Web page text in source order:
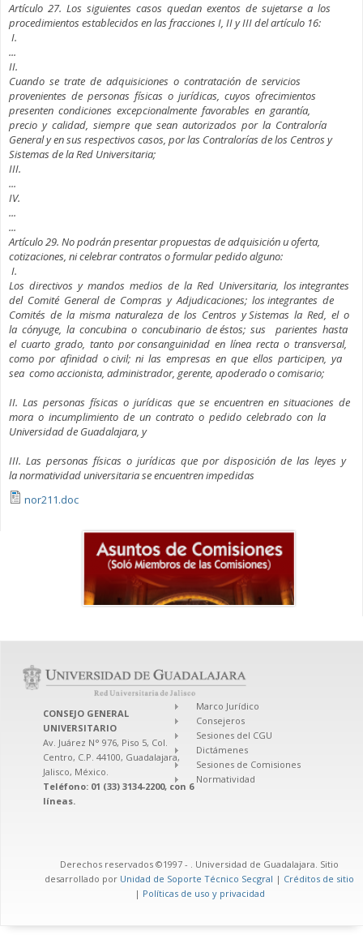
Artículo 27. Los siguientes casos quedan exentos de sujetarse a los
procedimientos establecidos en las fracciones I, II y III del artículo 16:
I.
...
II.
Cuando se trate de adquisiciones o contratación de servicios
provenientes de personas físicas o jurídicas, cuyos ofrecimientos
presenten condiciones excepcionalmente favorables en garantía,
precio y calidad, siempre que sean autorizados por la Contraloría
General y en sus respectivos casos, por las Contralorías de los Centros y
Sistemas de la Red Universitaria;
III.
...
IV.
...
...
Artículo 29. No podrán presentar propuestas de adquisición u oferta,
cotizaciones, ni celebrar contratos o formular pedido alguno:
I.
Los directivos y mandos medios de la Red Universitaria, los integrantes
del Comité General de Compras y Adjudicaciones; los integrantes de
Comités de la misma naturaleza de los Centros y Sistemas la Red, el o
la cónyuge, la concubina o concubinario de éstos; sus parientes hasta
el cuarto grado, tanto por consanguinidad en línea recta o transversal,
como por afinidad o civil; ni las empresas en que ellos participen, ya
sea como accionista, administrador, gerente, apoderado o comisario;
II. Las personas físicas o jurídicas que se encuentren en situaciones de
mora o incumplimiento de un contrato o pedido celebrado con la
Universidad de Guadalajara, y
III. Las personas físicas o jurídicas que por disposición de las leyes y
la normatividad universitaria se encuentren impedidas
nor211.doc
CONSEJO GENERAL
UNIVERSITARIO
Av. Juárez N° 976, Piso 5, Col.
Centro, C.P. 44100, Guadalajara,
Jalisco, México.
Teléfono: 01 (33) 3134-2200, con 6
líneas.
Marco Jurídico
Consejeros
Sesiones del CGU
Dictámenes
Sesiones de Comisiones
Normatividad
Derechos reservados ©1997 - . Universidad de Guadalajara. Sitio
desarrollado por Unidad de Soporte Técnico Secgral | Créditos de sitio
| Políticas de uso y privacidad